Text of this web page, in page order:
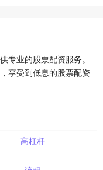
专业的股票配资服务。
享受到低息的股票配资
高杠杆